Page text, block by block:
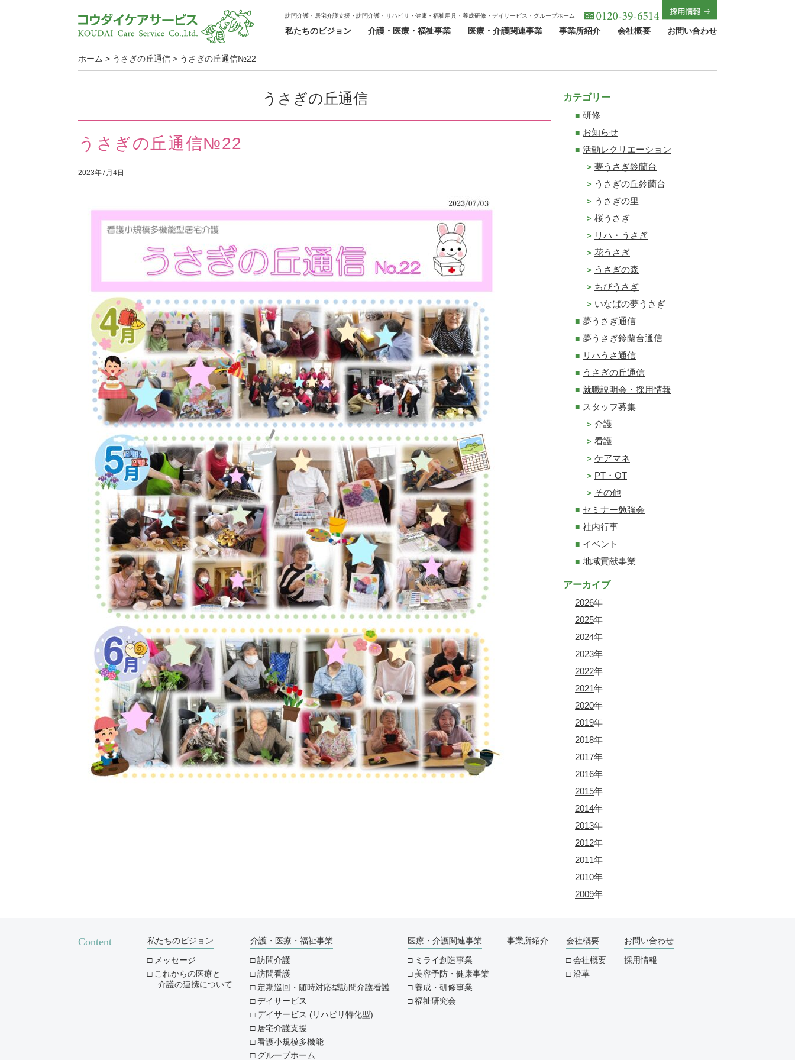
訪問介護・居宅介護支援・訪問介護・リハビリ・健康・福祉用具・養成研修・デイサービス・グループホーム
私たちのビジョン 介護・医療・福祉事業 医療・介護関連事業 事業所紹介 会社概要 お問い合わせ
ホーム > うさぎの丘通信 > うさぎの丘通信№22
うさぎの丘通信
うさぎの丘通信№22
2023年7月4日
カテゴリー
研修
お知らせ
活動レクリエーション
夢うさぎ鈴蘭台
うさぎの丘鈴蘭台
うさぎの里
桜うさぎ
リハ・うさぎ
花うさぎ
うさぎの森
ちびうさぎ
いなばの夢うさぎ
夢うさぎ通信
夢うさぎ鈴蘭台通信
リハうさ通信
うさぎの丘通信
就職説明会・採用情報
スタッフ募集
介護
看護
ケアマネ
PT・OT
その他
セミナー勉強会
社内行事
イベント
地域貢献事業
アーカイブ
2026年
2025年
2024年
2023年
2022年
2021年
2020年
2019年
2018年
2017年
2016年
2015年
2014年
2013年
2012年
2011年
2010年
2009年
Content 私たちのビジョン
メッセージ
これからの医療と
介護の連携について
介護・医療・福祉事業
訪問介護
訪問看護
定期巡回・随時対応型訪問介護看護
デイサービス
デイサービス (リハビリ特化型)
居宅介護支援
看護小規模多機能
グループホーム
医療・介護関連事業
ミライ創造事業
美容予防・健康事業
養成・研修事業
福祉研究会
事業所紹介 会社概要
会社概要
沿革
お問い合わせ
採用情報